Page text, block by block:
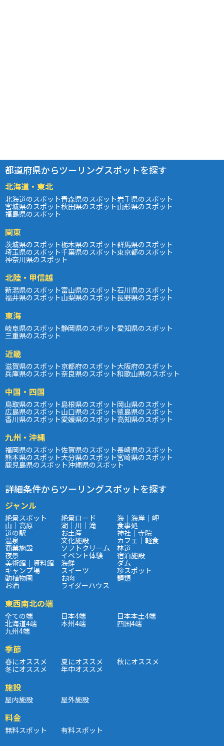
都道府県からツーリングスポットを探す
北海道・東北
北海道のスポット青森県のスポット岩手県のスポット
宮城県のスポット秋田県のスポット山形県のスポット
福島県のスポット
関東
茨城県のスポット栃木県のスポット群馬県のスポット
埼玉県のスポット千葉県のスポット東京都のスポット
神奈川県のスポット
北陸・甲信越
新潟県のスポット富山県のスポット石川県のスポット
福井県のスポット山梨県のスポット長野県のスポット
東海
岐阜県のスポット静岡県のスポット愛知県のスポット
三重県のスポット
近畿
滋賀県のスポット京都府のスポット大阪府のスポット
兵庫県のスポット奈良県のスポット和歌山県のスポット
中国・四国
鳥取県のスポット島根県のスポット岡山県のスポット
広島県のスポット山口県のスポット徳島県のスポット
香川県のスポット愛媛県のスポット高知県のスポット
九州・沖縄
福岡県のスポット佐賀県のスポット長崎県のスポット
熊本県のスポット大分県のスポット宮崎県のスポット
鹿児島県のスポット沖縄県のスポット
詳細条件からツーリングスポットを探す
ジャンル
絶景スポット 絶景ロード 海｜海岸｜岬
山｜高原 湖｜川｜滝 食事処
道の駅 お土産 神社｜寺院
温泉 文化施設 カフェ｜軽食
商業施設 ソフトクリーム 林道
夜景 イベント体験 宿泊施設
美術館｜資料館 海鮮 ダム
キャンプ場 スイーツ 珍スポット
動植物園 お肉 麺類
お酒 ライダーハウス
東西南北の端
全ての端 日本4端 日本本土4端
北海道4端 本州4端 四国4端
九州4端
季節
春にオススメ 夏にオススメ 秋にオススメ
冬にオススメ 年中オススメ
施設
屋内施設 屋外施設
料金
無料スポット 有料スポット